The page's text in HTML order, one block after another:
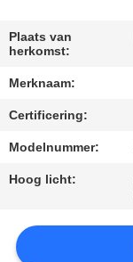
VERZOEK
OM EEN
SITEMAP
POLICY
Plaats van
herkomst:
Merknaam:
Certificering:
Modelnummer:
Hoog licht: